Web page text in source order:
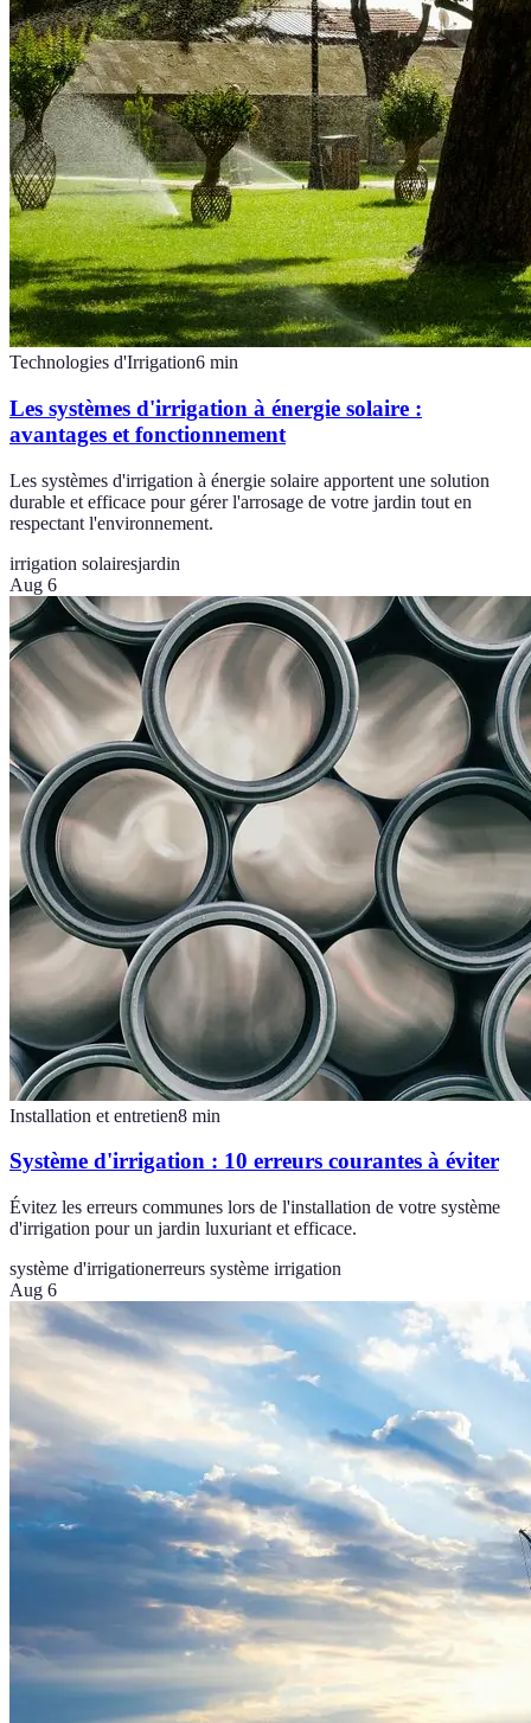
Technologies d'Irrigation6 min
Les systèmes d'irrigation à énergie solaire :
avantages et fonctionnement
Les systèmes d'irrigation à énergie solaire apportent une solution
durable et efficace pour gérer l'arrosage de votre jardin tout en
respectant l'environnement.
irrigation solairesjardin
Aug 6
Installation et entretien8 min
Système d'irrigation : 10 erreurs courantes à éviter
Évitez les erreurs communes lors de l'installation de votre système
d'irrigation pour un jardin luxuriant et efficace.
système d'irrigationerreurs système irrigation
Aug 6